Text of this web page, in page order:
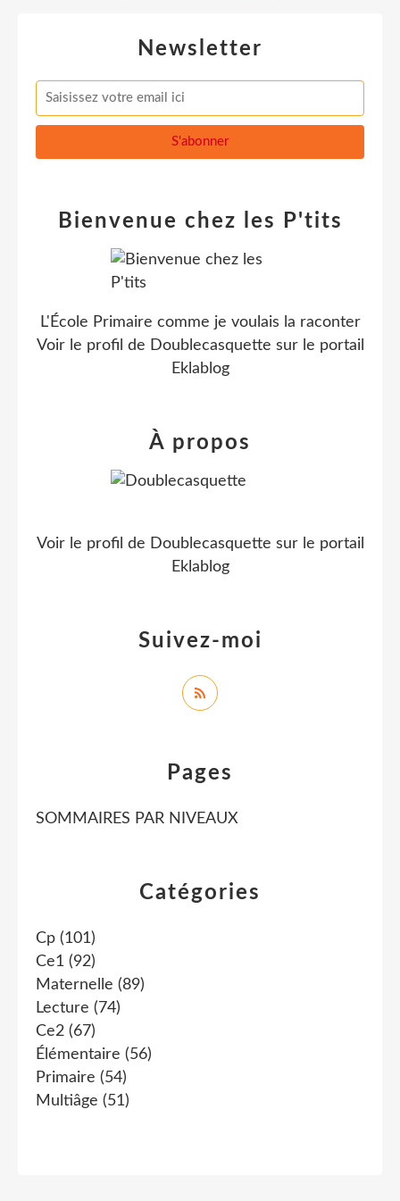
Newsletter
Catégories
Cp (101)
Ce1 (92)
Maternelle (89)
Lecture (74)
Ce2 (67)
Élémentaire (56)
Primaire (54)
Multiâge (51)
Pages
SOMMAIRES PAR NIVEAUX
Bienvenue chez les P'tits
L'École Primaire comme je voulais la raconter
Voir le profil de Doublecasquette sur le portail
Eklablog
Suivez-moi
À propos
Voir le profil de Doublecasquette sur le portail
Eklablog